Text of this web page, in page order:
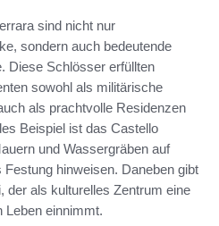
sind nicht nur
sondern auch bedeutende
Diese Schlösser erfüllten
sowohl als militärische
als prachtvolle Residenzen
Beispiel ist das Castello
und Wassergräben auf
hinweisen. Daneben gibt
der als kulturelles Zentrum eine
Leben einnimmt.